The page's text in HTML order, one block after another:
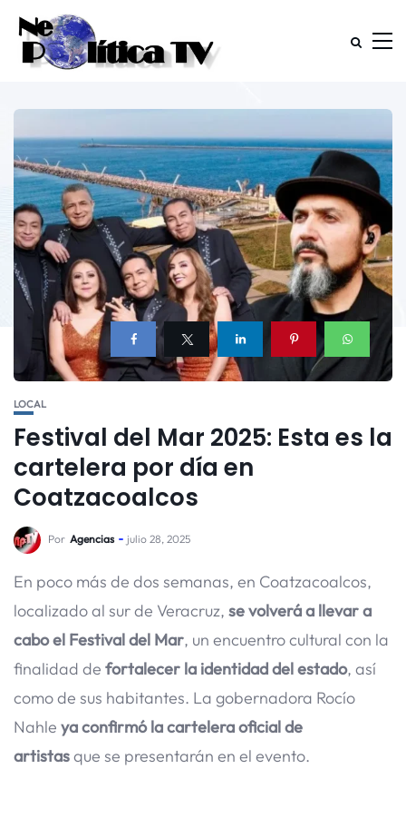
LOCAL
Festival del Mar 2025: Esta es la
cartelera por día en
Coatzacoalcos
Por Agencias julio 28, 2025
En poco más de dos semanas, en Coatzacoalcos,
localizado al sur de Veracruz, se volverá a llevar a
cabo el Festival del Mar, un encuentro cultural con la
finalidad de fortalecer la identidad del estado, así
como de sus habitantes. La gobernadora Rocío
Nahle ya confirmó la cartelera oficial de
artistasque se presentarán en el evento.